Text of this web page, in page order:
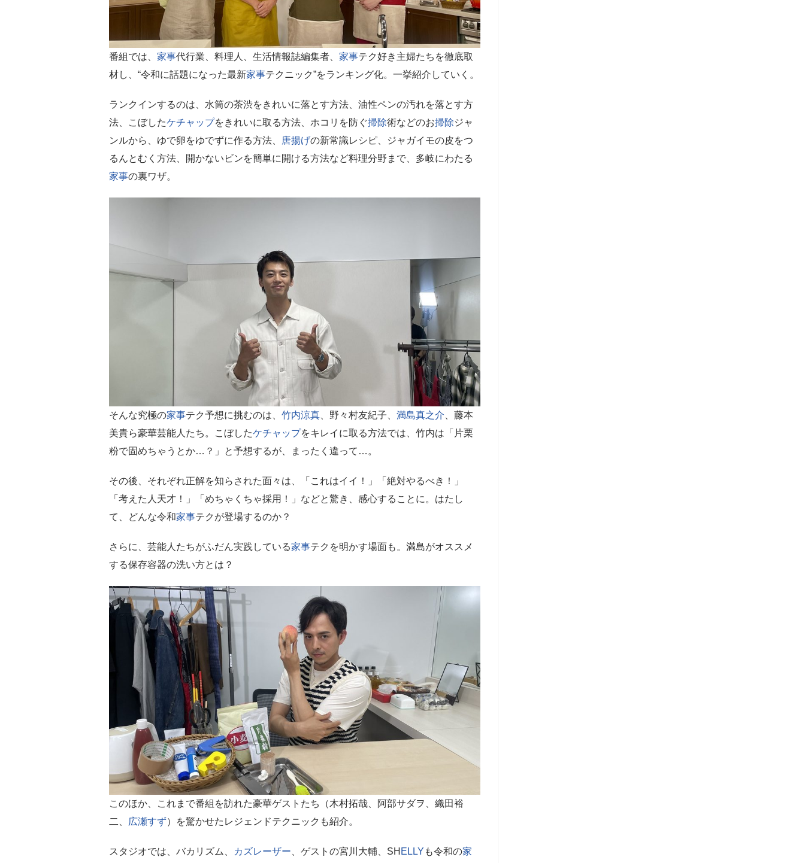
番組では、 家事代行業、料理人、生活情報誌編集者、 家事テク好き主婦たちを徹底取
材し、“令和に話題になった最新家事テクニック”をランキング化。一挙紹介していく。
ランクインするのは、水筒の茶渋をきれいに落とす方法、油性ペンの汚れを落とす方
法、こぼしたケチャップをきれいに取る方法、ホコリを防ぐ掃除術などのお掃除ジャ
ンルから、ゆで卵をゆでずに作る方法、
唐揚げの新常識レシピ、ジャガイモの皮をつ
るんとむく方法、開かないビンを簡単に開ける方法など料理分野まで、多岐にわたる
家事の裏ワザ。
そんな究極の家事テク予想に挑むのは、 竹内涼真 、野々村友紀子、 満島真之介 、藤本
美貴ら豪華芸能人たち。こぼしたケチャップをキレイに取る方法では、竹内は「片栗
粉で固めちゃうとか…？」と予想するが、まったく違って…。
その後、それぞれ正解を知らされた面々は、「これはイイ！」「絶対やるべき！」
「考えた人天才！」「めちゃくちゃ採用！」などと驚き、感心することに。はたし
て、どんな令和家事テクが登場するのか？
さらに、芸能人たちがふだん実践している家事テクを明かす場面も。満島がオススメ
する保存容器の洗い方とは？
このほか、これまで番組を訪れた豪華ゲストたち（木村拓哉、阿部サダヲ、織田裕
二、
広瀬すず）を驚かせたレジェンドテクニックも紹介。
スタジオでは、バカリズム、 カズレーザー 、ゲストの宮川大輔、SH ELLY も令和の家